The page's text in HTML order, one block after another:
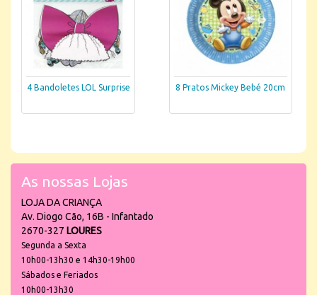
4 Bandoletes LOL Surprise 8 Pratos Mickey Bebé 20cm
As nossas Lojas
LOJA DA CRIANÇA
Av. Diogo Cão, 16B - Infantado
2670-327 LOURES
Segunda a Sexta
10h00-13h30 e 14h30-19h00
Sábados e Feriados
10h00-13h30